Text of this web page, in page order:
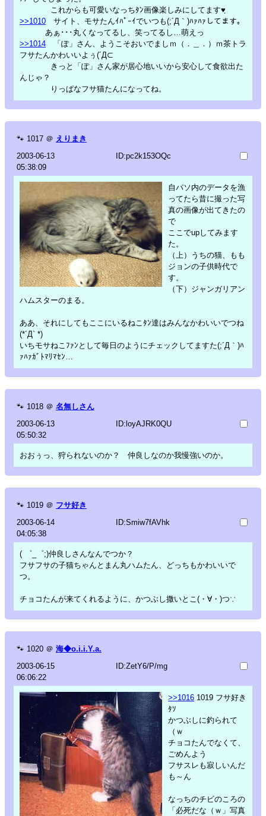
これからも可愛いなっちﾀﾝ画像楽しみにしてます♥ฺ
>>1010 サイト、モサたんｲﾊﾟｰｲでいつも(;´Д｀)ﾊｧﾊｧしてます。
あぁ･･･丸くなってるし、笑ってるし…萌えっ
>>1014 「ぽ」さん、ようこそおいでましｍ（．＿．）ｍ茶トラ
フサたんかわいいよぅ(´Д⊂
きっと「ぽ」さん家が居心地いいから安心して食欲出た
んじゃ？
りっぱなフサ猫たんになってね。
🐾 1017 ＠ えりまき
2003-06-13
05:38:09
ID:pc2k153OQc
自パソ内のデータを漁
ってたら昔に撮った写
真の画像が出てきたの
で
ここでupしてみます
た。
（上）うちの猫、もも
ジョンの子供時代で
す。
（下）ジャンガリアン
ハムスターのまる。
ああ、それにしてもここにいるねこﾀﾝ達はみんなかわいいでつね
(*´Д` *)
いちモサねこﾌｧﾝとして毎日のようにチェックしてますた(;´Д｀)ﾊ
ｧﾊｧｶﾞﾄﾏﾘﾏｾﾝ…
🐾 1018 ＠ 名無しさん
2003-06-13
05:50:32
ID:loyAJRK0QU
おおぅっ、狩られないのか？ 仲良しなのか我慢強いのか。
🐾 1019 ＠ フサ好き
2003-06-14
04:05:38
ID:Smiw7fAVhk
( ゜_゜;)仲良しさんなんでつか？
フサフサの子猫ちゃんとまん丸ハムたん、どっちもかわいいで
つ。
チョコたんが来てくれるように、かつぶし撒いとこ(・∀・)つ∵
🐾 1020 ＠ 海◆o.i.i.Y.a.
2003-06-15
06:06:22
ID:ZetY6/P/mg
>>1016 1019 フサ好き
ﾀｿ
かつぶしに釣られて
（ｗ
チョコたんでなくて、
ごめんよう
フサスレも寂しいんだ
も～ん
なっちのチビのころの
「必死だな（ｗ」写真